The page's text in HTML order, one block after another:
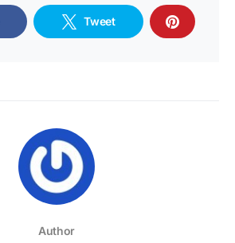
Tweet
Author